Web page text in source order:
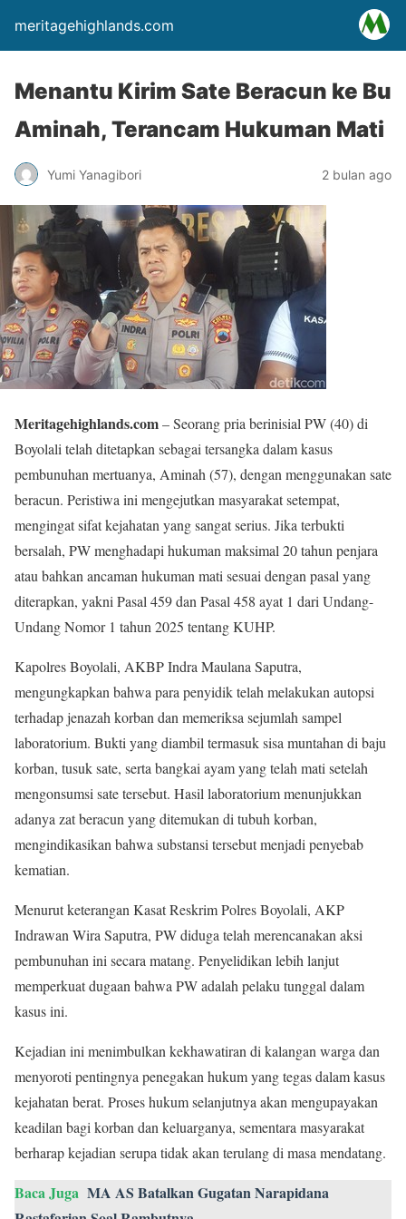
meritagehighlands.com
Menantu Kirim Sate Beracun ke Bu
Aminah, Terancam Hukuman Mati
Yumi Yanagibori 2 bulan ago
Meritagehighlands.com– Seorang pria berinisial PW (40) di
Boyolali telah ditetapkan sebagai tersangka dalam kasus
pembunuhan mertuanya, Aminah (57), dengan menggunakan sate
beracun. Peristiwa ini mengejutkan masyarakat setempat,
mengingat sifat kejahatan yang sangat serius. Jika terbukti
bersalah, PW menghadapi hukuman maksimal 20 tahun penjara
atau bahkan ancaman hukuman mati sesuai dengan pasal yang
diterapkan, yakni Pasal 459 dan Pasal 458 ayat 1 dari Undang-
Undang Nomor 1 tahun 2025 tentang KUHP.
Kapolres Boyolali, AKBP Indra Maulana Saputra,
mengungkapkan bahwa para penyidik telah melakukan autopsi
terhadap jenazah korban dan memeriksa sejumlah sampel
laboratorium. Bukti yang diambil termasuk sisa muntahan di baju
korban, tusuk sate, serta bangkai ayam yang telah mati setelah
mengonsumsi sate tersebut. Hasil laboratorium menunjukkan
adanya zat beracun yang ditemukan di tubuh korban,
mengindikasikan bahwa substansi tersebut menjadi penyebab
kematian.
Menurut keterangan Kasat Reskrim Polres Boyolali, AKP
Indrawan Wira Saputra, PW diduga telah merencanakan aksi
pembunuhan ini secara matang. Penyelidikan lebih lanjut
memperkuat dugaan bahwa PW adalah pelaku tunggal dalam
kasus ini.
Kejadian ini menimbulkan kekhawatiran di kalangan warga dan
menyoroti pentingnya penegakan hukum yang tegas dalam kasus
kejahatan berat. Proses hukum selanjutnya akan mengupayakan
keadilan bagi korban dan keluarganya, sementara masyarakat
berharap kejadian serupa tidak akan terulang di masa mendatang.
Baca Juga MA AS Batalkan Gugatan Narapidana